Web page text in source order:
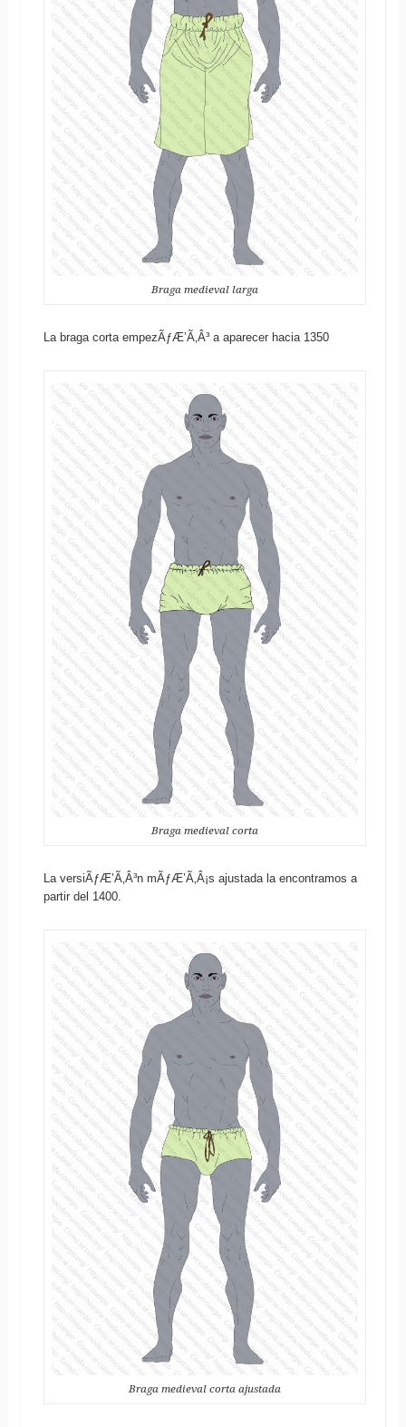
Braga medieval larga
La braga corta empezÃƒÆ’Ã‚Â³ a aparecer hacia 1350
Braga medieval corta
La versiÃƒÆ’Ã‚Â³n mÃƒÆ’Ã‚Â¡s ajustada la encontramos a
partir del 1400.
Braga medieval corta ajustada